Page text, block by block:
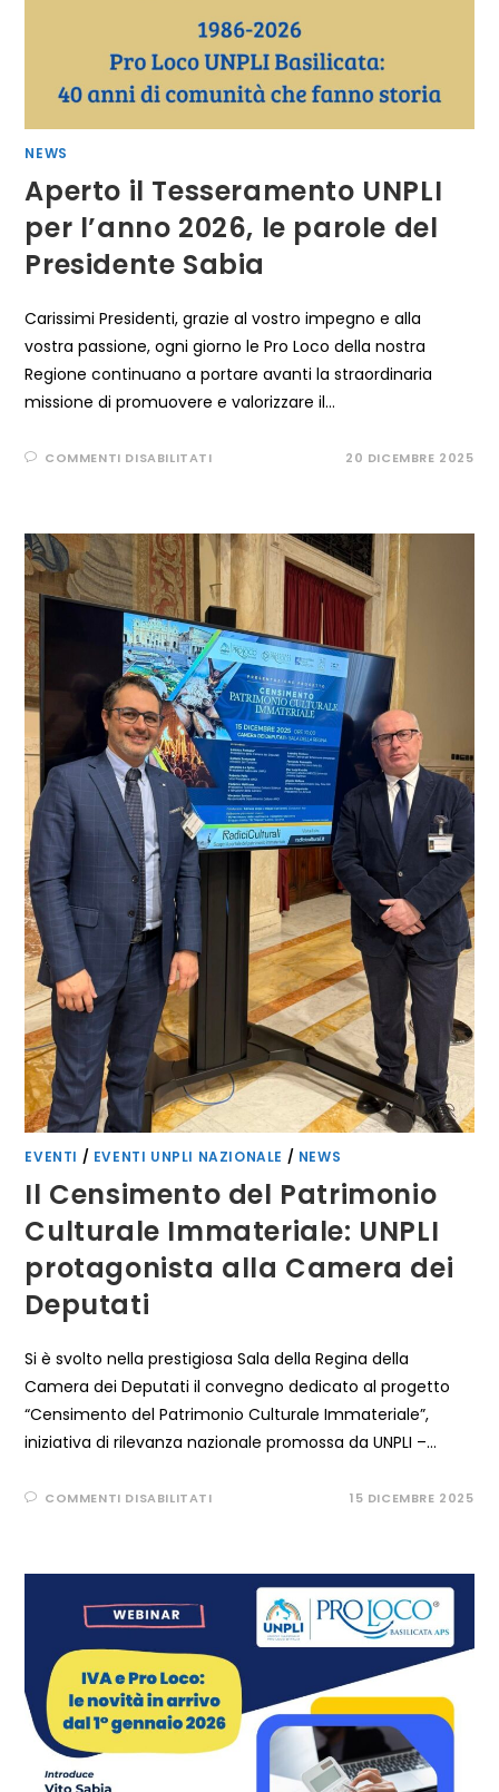
NEWS
Aperto il Tesseramento UNPLI
per l’anno 2026, le parole del
Presidente Sabia
Carissimi Presidenti, grazie al vostro impegno e alla
vostra passione, ogni giorno le Pro Loco della nostra
Regione continuano a portare avanti la straordinaria
missione di promuovere e valorizzare il…
COMMENTI DISABILITATISU
PER
L’ANNO
2026,
LE
PAROLE
DEL
PRESIDENTE
SABIA
20 DICEMBRE 2025
EVENTI / EVENTI UNPLI NAZIONALE / NEWS
Il Censimento del Patrimonio
Culturale Immateriale: UNPLI
protagonista alla Camera dei
Deputati
Si è svolto nella prestigiosa Sala della Regina della
Camera dei Deputati il convegno dedicato al progetto
“Censimento del Patrimonio Culturale Immateriale”,
iniziativa di rilevanza nazionale promossa da UNPLI –…
COMMENTI DISABILITATISU
CULTURALE
IMMATERIALE:
PROTAGONISTA
CAMERA
DEI
DEPUTATI
15 DICEMBRE 2025